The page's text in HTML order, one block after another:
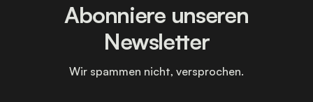
Abonniere unseren
Newsletter
Wir spammen nicht, versprochen.